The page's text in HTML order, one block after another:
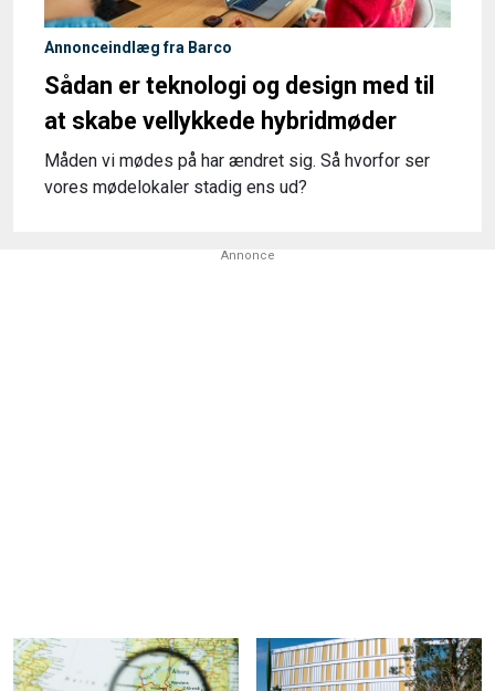
Annonceindlæg fra Barco
Sådan er teknologi og design med til
at skabe vellykkede hybridmøder
Måden vi mødes på har ændret sig. Så hvorfor ser
vores mødelokaler stadig ens ud?
Annonce